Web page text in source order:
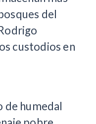
del
custodios en
de humedal